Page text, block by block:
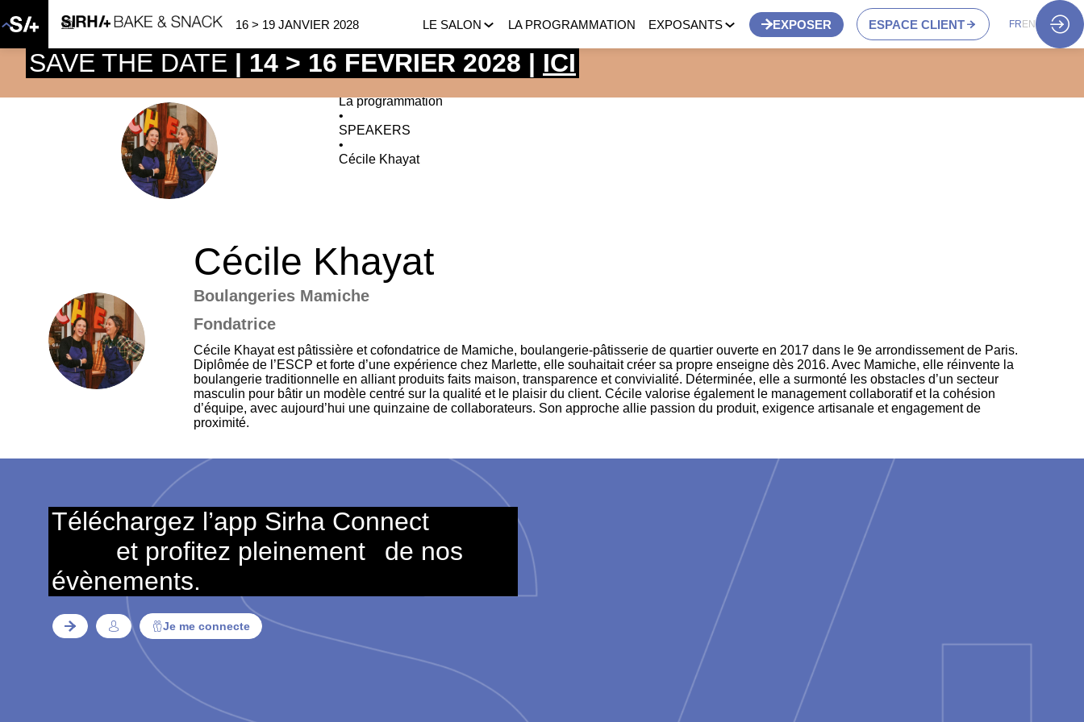
16 > 19 JANVIER 2028 LE SALON LA PROGRAMMATION EXPOSANTS EXPOSER ESPACE CLIENT FR EN
CK
La programmation
•
SPEAKERS
•
Cécile Khayat
CK
Cécile Khayat
Boulangeries Mamiche
Fondatrice
Cécile Khayat est pâtissière et cofondatrice de Mamiche, boulangerie‑pâtisserie de quartier ouverte en 2017 dans le 9e arrondissement de Paris.
Diplômée de l’ESCP et forte d’une expérience chez Marlette, elle souhaitait créer sa propre enseigne dès 2016. Avec Mamiche, elle réinvente la
boulangerie traditionnelle en alliant produits faits maison, transparence et convivialité. Déterminée, elle a surmonté les obstacles d’un secteur
masculin pour bâtir un modèle centré sur la qualité et le plaisir du client. Cécile valorise également le management collaboratif et la cohésion
d’équipe, avec aujourd’hui une quinzaine de collaborateurs. Son approche allie passion du produit, exigence artisanale et engagement de
proximité.
Téléchargez l’app Sirha Connect
et profitez pleinement
de nos
évènements.
Je me connecte
SAVE THE DATE | 14 > 16 FEVRIER 2028 | ICI